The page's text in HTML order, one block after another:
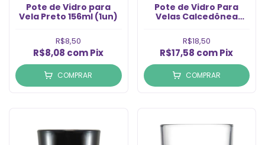
Pote de Vidro para
Vela Preto 156ml (1un)
R$8,50
R$8,08 comPix
COMPRAR
Pote de Vidro Para
Velas Calcedônea
(1un)
R$18,50
R$17,58 comPix
COMPRAR